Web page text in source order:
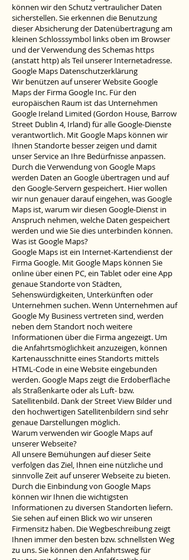
können wir den Schutz vertraulicher Daten
sicherstellen. Sie erkennen die Benutzung
dieser Absicherung der Datenübertragung am
kleinen Schlosssymbol links oben im Browser
und der Verwendung des Schemas https
(anstatt http) als Teil unserer Internetadresse.
Google Maps Datenschutzerklärung
Wir benützen auf unserer Website Google
Maps der Firma Google Inc. Für den
europäischen Raum ist das Unternehmen
Google Ireland Limited (Gordon House, Barrow
Street Dublin 4, Irland) für alle Google-Dienste
verantwortlich. Mit Google Maps können wir
Ihnen Standorte besser zeigen und damit
unser Service an Ihre Bedürfnisse anpassen.
Durch die Verwendung von Google Maps
werden Daten an Google übertragen und auf
den Google-Servern gespeichert. Hier wollen
wir nun genauer darauf eingehen, was Google
Maps ist, warum wir diesen Google-Dienst in
Anspruch nehmen, welche Daten gespeichert
werden und wie Sie dies unterbinden können.
Was ist Google Maps?
Google Maps ist ein Internet-Kartendienst der
Firma Google. Mit Google Maps können Sie
online über einen PC, ein Tablet oder eine App
genaue Standorte von Städten,
Sehenswürdigkeiten, Unterkünften oder
Unternehmen suchen. Wenn Unternehmen auf
Google My Business vertreten sind, werden
neben dem Standort noch weitere
Informationen über die Firma angezeigt. Um
die Anfahrtsmöglichkeit anzuzeigen, können
Kartenausschnitte eines Standorts mittels
HTML-Code in eine Website eingebunden
werden. Google Maps zeigt die Erdoberfläche
als Straßenkarte oder als Luft- bzw.
Satellitenbild. Dank der Street View Bilder und
den hochwertigen Satellitenbildern sind sehr
genaue Darstellungen möglich.
Warum verwenden wir Google Maps auf
unserer Webseite?
All unsere Bemühungen auf dieser Seite
verfolgen das Ziel, Ihnen eine nützliche und
sinnvolle Zeit auf unserer Webseite zu bieten.
Durch die Einbindung von Google Maps
können wir Ihnen die wichtigsten
Informationen zu diversen Standorten liefern.
Sie sehen auf einen Blick wo wir unseren
Firmensitz haben. Die Wegbeschreibung zeigt
Ihnen immer den besten bzw. schnellsten Weg
zu uns. Sie können den Anfahrtsweg für